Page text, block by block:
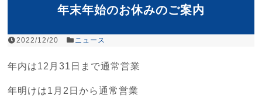
年末年始のお休みのご案内
2022/12/20 ニュース
年内は12月31日まで通常営業
年明けは1月2日から通常営業